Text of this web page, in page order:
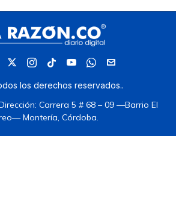
los derechos reservados..
Carrera 5 # 68 – 09 —Barrio El
Montería, Córdoba.